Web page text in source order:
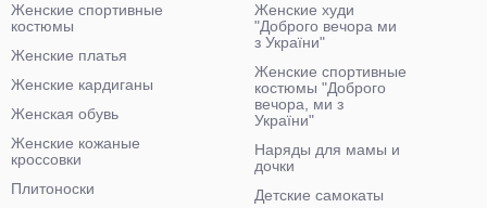
Женские спортивные
костюмы
Женские платья
Женские кардиганы
Женская обувь
Женские кожаные
кроссовки
Плитоноски
Женские худи
"Доброго вечора ми
з України"
Женские спортивные
костюмы "Доброго
вечора, ми з
України"
Наряды для мамы и
дочки
Детские самокаты